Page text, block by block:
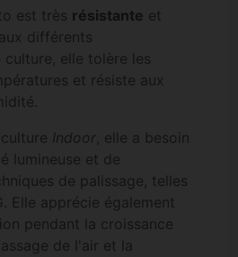
est très résistante et
différents
culture, elle tolère les
et résiste aux
Indoor , elle a besoin
lumineuse et de
de palissage, telles
Elle apprécie également
pendant la croissance
de l'air et la